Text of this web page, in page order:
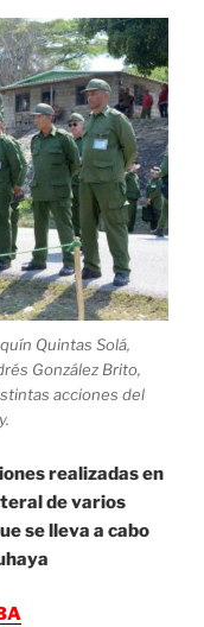
Quintas Solá,
González Brito,
acciones del
realizadas en
de varios
se lleva a cabo